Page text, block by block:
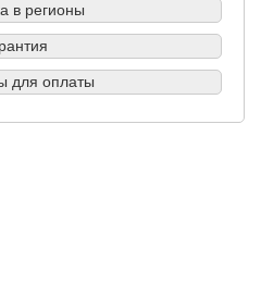
в регионы
для оплаты